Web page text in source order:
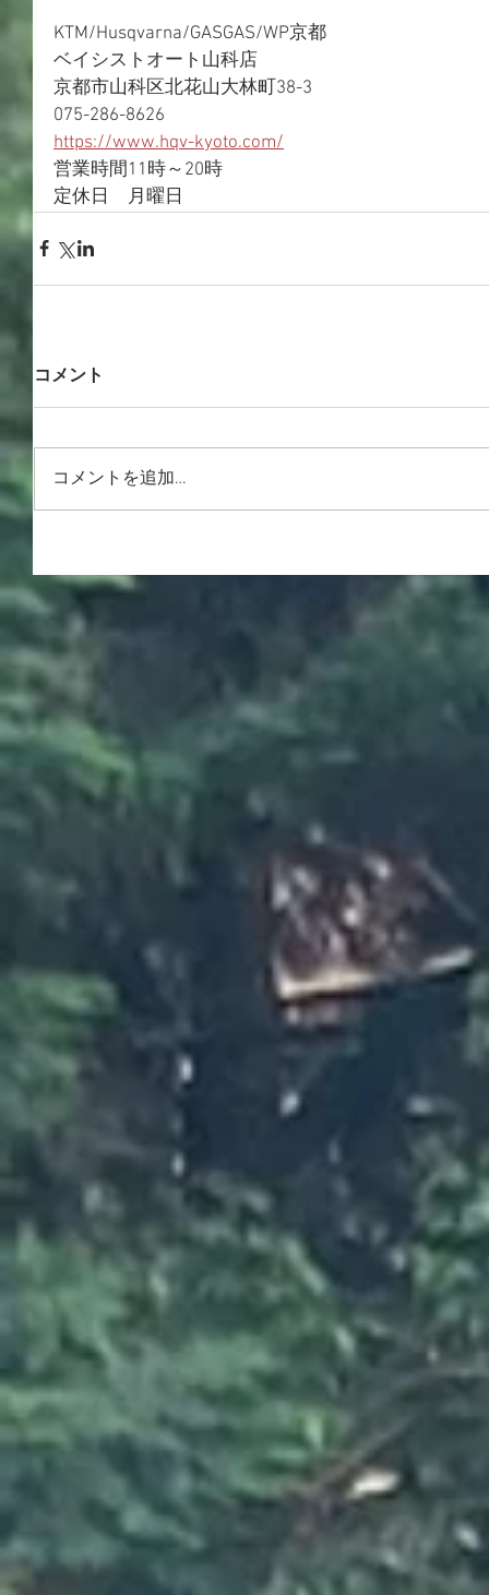
KTM/Husqvarna/GASGAS/WP京都
ベイシストオート山科店
京都市山科区北花山大林町38-3
075-286-8626
https://www.hqv-kyoto.com/
営業時間11時～20時
定休日　月曜日
コメント
コメントを追加…